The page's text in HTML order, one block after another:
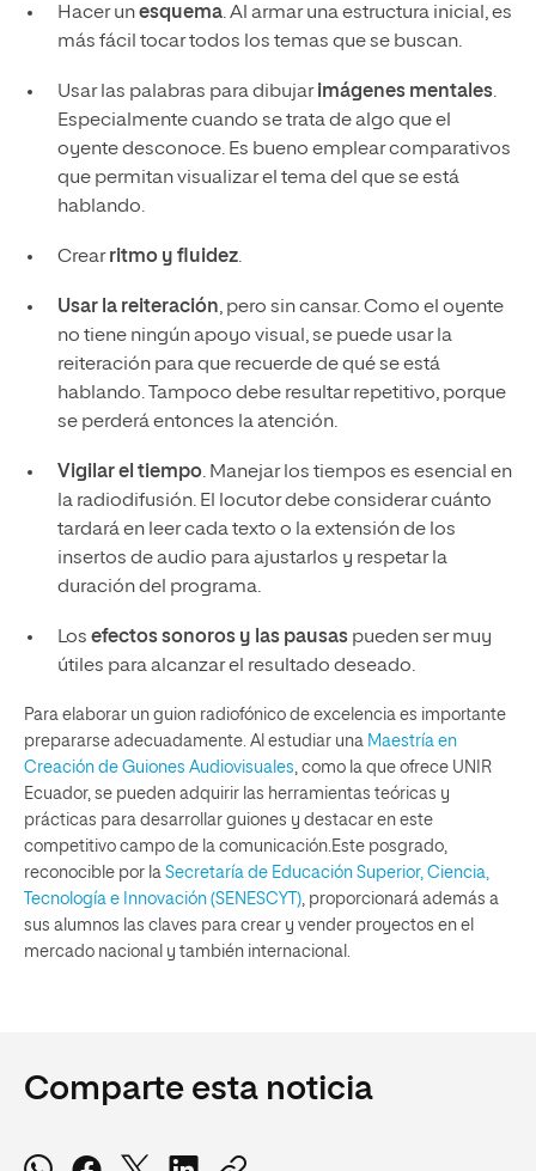
Hacer unesquema. Al armar una estructura inicial, es
más fácil tocar todos los temas que se buscan.
Usar las palabras para dibujarimágenes mentales.
Especialmente cuando se trata de algo que el
oyente desconoce. Es bueno emplear comparativos
que permitan visualizar el tema del que se está
hablando.
Crearritmo y fluidez.
Usar la reiteración, pero sin cansar. Como el oyente
no tiene ningún apoyo visual, se puede usar la
reiteración para que recuerde de qué se está
hablando. Tampoco debe resultar repetitivo, porque
se perderá entonces la atención.
Vigilar el tiempo. Manejar los tiempos es esencial en
la radiodifusión. El locutor debe considerar cuánto
tardará en leer cada texto o la extensión de los
insertos de audio para ajustarlos y respetar la
duración del programa.
Los efectos sonoros y las pausaspueden ser muy
útiles para alcanzar el resultado deseado.
Para elaborar un guion radiofónico de excelencia es importante
prepararse adecuadamente. Al estudiar una Maestría en
Creación de Guiones Audiovisuales , como la que ofrece UNIR
Ecuador, se pueden adquirir las herramientas teóricas y
prácticas para desarrollar guiones y destacar en este
competitivo campo de la comunicación.Este posgrado,
reconocible por la Secretaría de Educación Superior, Ciencia,
Tecnología e Innovación (SENESCYT) , proporcionará además a
sus alumnos las claves para crear y vender proyectos en el
mercado nacional y también internacional.
Comparte esta noticia